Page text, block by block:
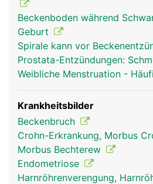
gleichmässig auf die
und dadurch die aufrechte
sicherer Stand ermöglicht.
und Beine sind durch viele
und Muskeln miteinander
dem Beckengürtel
Stabilität und ermöglichen
Beine. Das Becken ist über
dem Oberschenkelknochen
Beckenraum befindet sich
Beckenorgane: Blase,
der Geschlechtsorgane.
zu Männern ein breiteres
Beckenboden während
Geburt
Spirale kann vor
Prostata-Entzündungen:
Weibliche Menstruation -
Krankheitsbilder
Beckenbruch
Crohn-Erkrankung, Morbus
Morbus Bechterew
Endometriose
Harnröhrenverengung,